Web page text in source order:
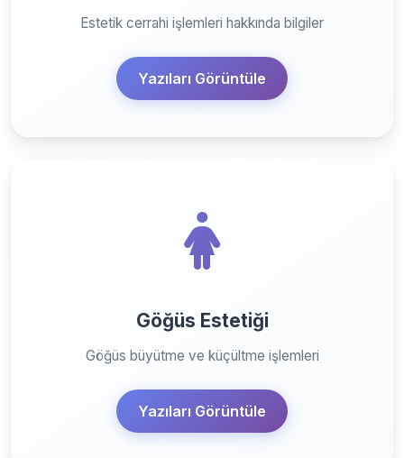
Estetik cerrahi işlemleri hakkında bilgiler
Yazıları Görüntüle
Göğüs Estetiği
Göğüs büyütme ve küçültme işlemleri
Yazıları Görüntüle